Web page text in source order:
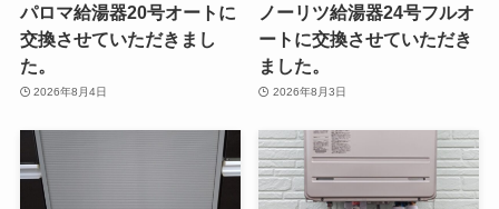
パロマ給湯器20号オートに
交換させていただきまし
た。
2026年8月4日
ノーリツ給湯器24号フルオ
ートに交換させていただき
ました。
2026年8月3日